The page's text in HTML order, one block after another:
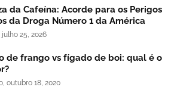
da Cafeína: Acorde para os Perigos
da Droga Número 1 da América
25, 2026
de frango vs fígado de boi: qual é o
outubro 18, 2020